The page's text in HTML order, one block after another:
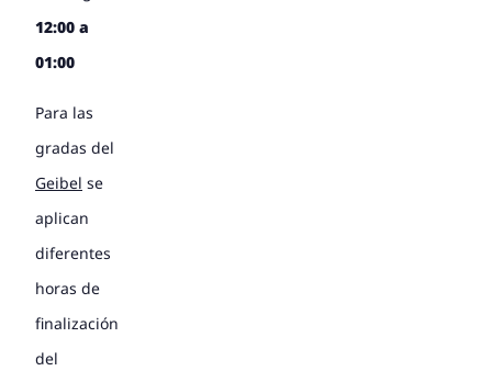
12:00 a
01:00
Para las
gradas del
Geibel se
aplican
diferentes
horas de
finalización
del